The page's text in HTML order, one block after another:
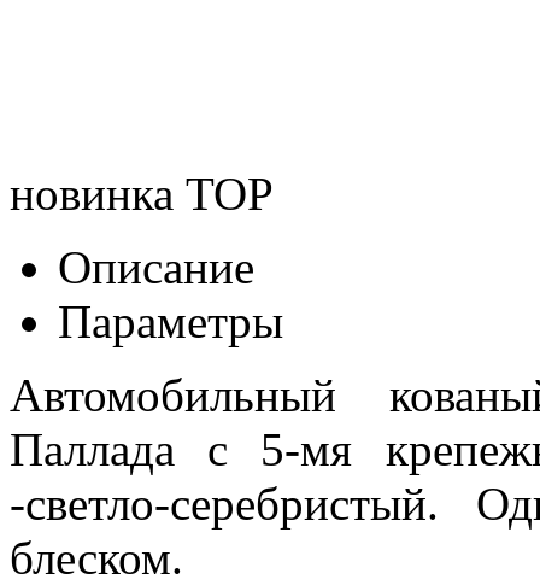
новинка TOP
Описание
Параметры
Автомобильный
Паллада с 5-мя
-светло-серебристый.
блеском.